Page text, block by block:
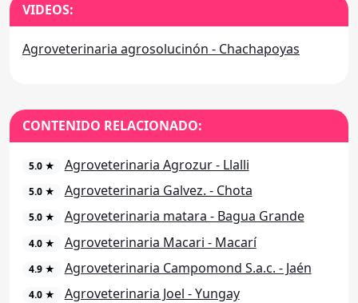
VIDEOS:
Agroveterinaria agrosolucinón - Chachapoyas
CONTENIDO RELACIONADO:
5.0 ★ Agroveterinaria Agrozur - Llalli
5.0 ★ Agroveterinaria Galvez. - Chota
5.0 ★ Agroveterinaria matara - Bagua Grande
4.0 ★ Agroveterinaria Macari - Macarí
4.9 ★ Agroveterinaria Campomond S.a.c. - Jaén
4.0 ★ Agroveterinaria Joel - Yungay